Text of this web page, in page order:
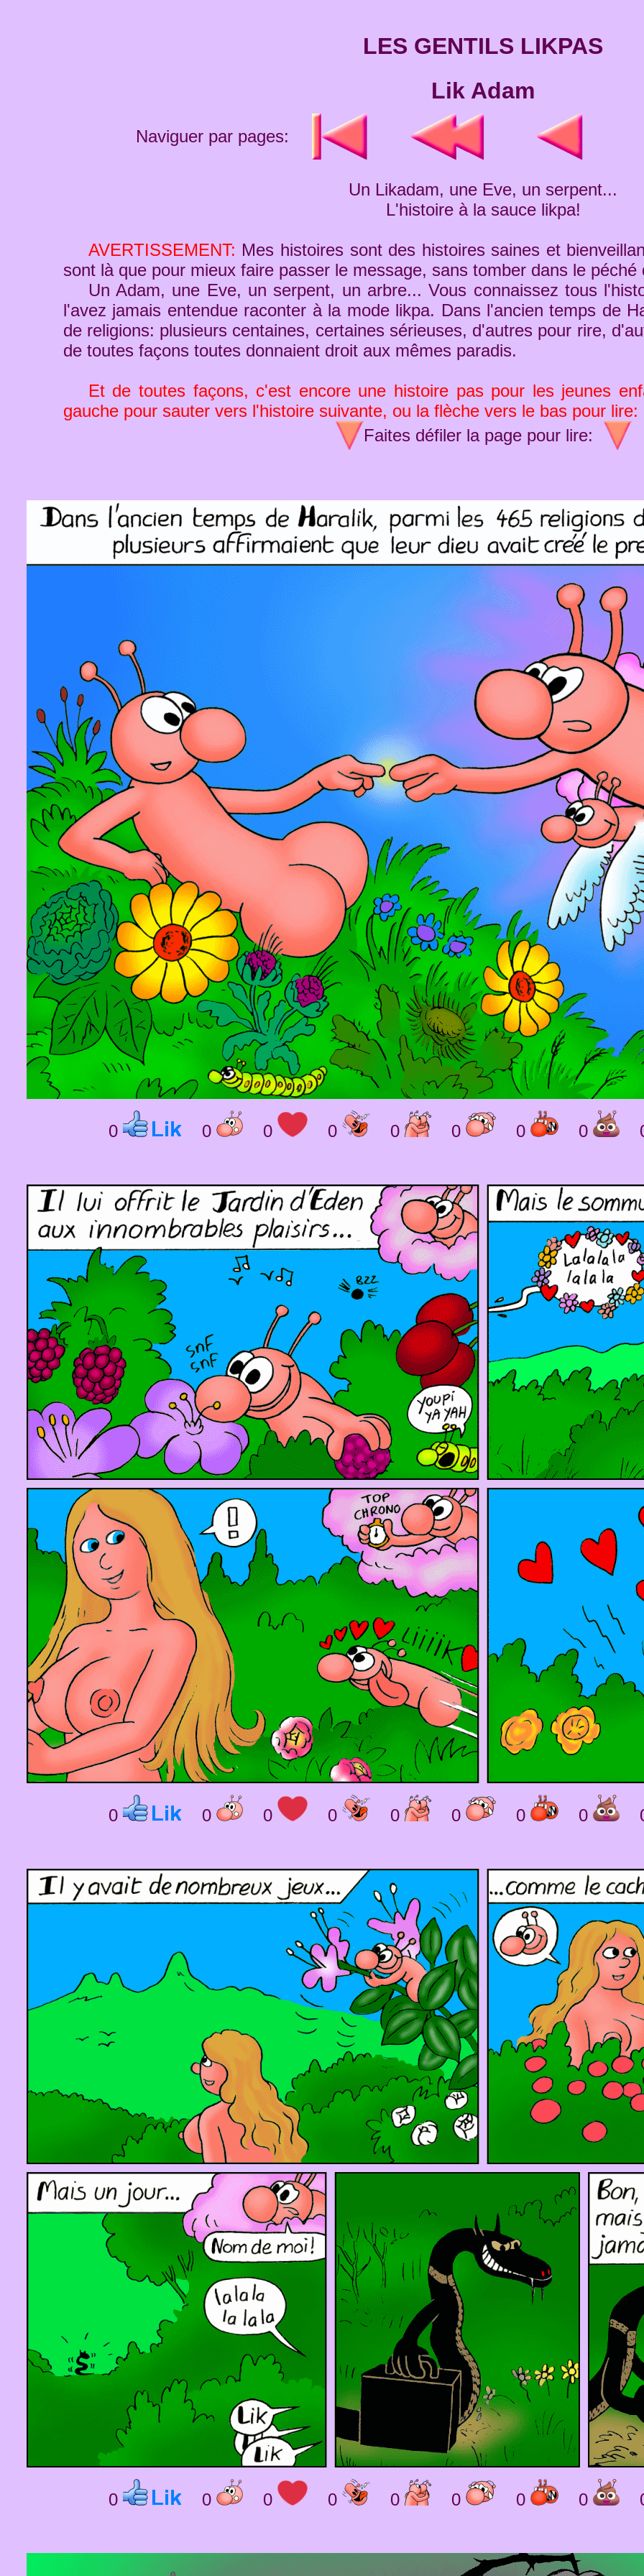
LES GENTILS LIKPAS
Lik Adam
Naviguer par pages:
Un Likadam, une Eve, un serpent...
L'histoire à la sauce likpa!
AVERTISSEMENT: Mes histoires sont des histoires saines et
sont là que pour mieux faire passer le message, sans tomber dans le
Un Adam, une Eve, un serpent, un arbre... Vous connaissez tous
l'avez jamais entendue raconter à la mode likpa. Dans l'ancien temps de
de religions: plusieurs centaines, certaines sérieuses, d'autres pour rire,
de toutes façons toutes donnaient droit aux mêmes paradis.
Et de toutes façons, c'est encore une histoire pas pour les jeunes
gauche pour sauter vers l'histoire suivante, ou la flèche vers le bas pour lire:
Faites défiler la page pour lire:
0 0 0 0 0 0 0 0
0 0 0 0 0 0 0 0
0 0 0 0 0 0 0 0